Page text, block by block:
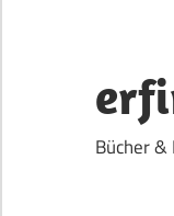
springen
Bücher